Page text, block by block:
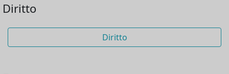
Diritto
Diritto